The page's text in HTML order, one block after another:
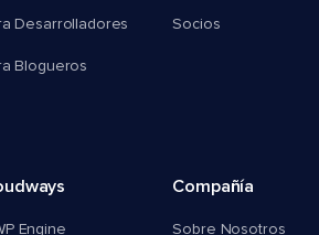
Desarrolladores
Blogueros
Socios
Engine
Compañía
Sobre Nosotros